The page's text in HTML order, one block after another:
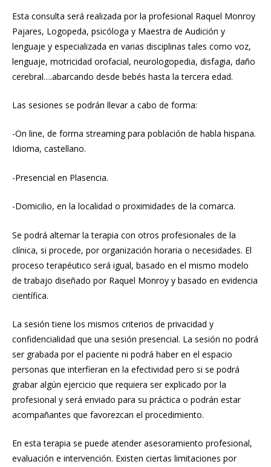
Esta consulta será realizada por la profesional Raquel Monroy
Pajares, Logopeda, psicóloga y Maestra de Audición y
lenguaje y especializada en varias disciplinas tales como voz,
lenguaje, motricidad orofacial, neurologopedia, disfagia, daño
cerebral….abarcando desde bebés hasta la tercera edad.
Las sesiones se podrán llevar a cabo de forma:
-On line, de forma streaming para población de habla hispana.
Idioma, castellano.
-Presencial en Plasencia.
-Domicilio, en la localidad o proximidades de la comarca.
Se podrá alternar la terapia con otros profesionales de la
clínica, si procede, por organización horaria o necesidades. El
proceso terapéutico será igual, basado en el mismo modelo
de trabajo diseñado por Raquel Monroy y basado en evidencia
científica.
La sesión tiene los mismos criterios de privacidad y
confidencialidad que una sesión presencial. La sesión no podrá
ser grabada por el paciente ni podrá haber en el espacio
personas que interfieran en la efectividad pero si se podrá
grabar algún ejercicio que requiera ser explicado por la
profesional y será enviado para su práctica o podrán estar
acompañantes que favorezcan el procedimiento.
En esta terapia se puede atender asesoramiento profesional,
evaluación e intervención. Existen ciertas limitaciones por